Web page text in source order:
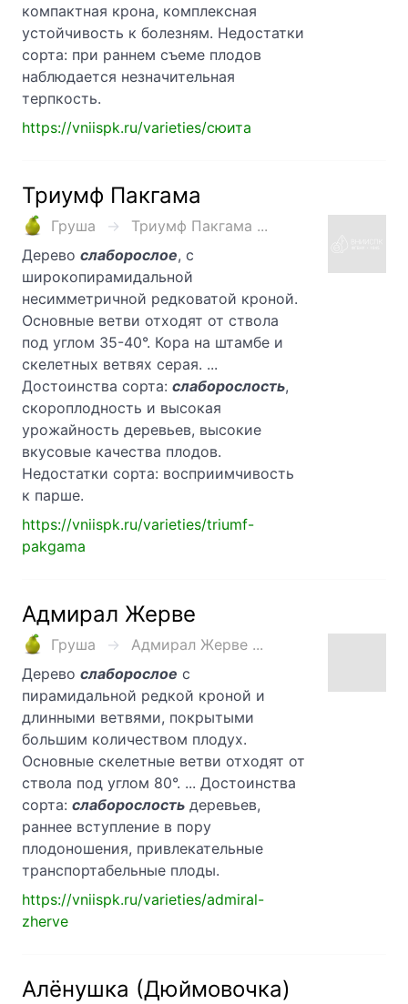
компактная крона, комплексная
устойчивость к болезням. Недостатки
сорта: при раннем съеме плодов
наблюдается незначительная
терпкость.
https://vniispk.ru/varieties/сюита
Триумф Пакгама
Груша
Триумф Пакгама ...
Дерево слаборослое, с
широкопирамидальной
несимметричной редковатой кроной.
Основные ветви отходят от ствола
под углом 35-40°. Кора на штамбе и
скелетных ветвях серая. ...
Достоинства сорта: слаборослость,
скороплодность и высокая
урожайность деревьев, высокие
вкусовые качества плодов.
Недостатки сорта: восприимчивость
к парше.
https://vniispk.ru/varieties/triumf-
pakgama
Адмирал Жерве
Груша
Адмирал Жерве ...
Дерево слаборослое с
пирамидальной редкой кроной и
длинными ветвями, покрытыми
большим количеством плодух.
Основные скелетные ветви отходят от
ствола под углом 80°. ... Достоинства
сорта: слаборослость деревьев,
раннее вступление в пору
плодоношения, привлекательные
транспортабельные плоды.
https://vniispk.ru/varieties/admiral-
zherve
Алёнушка (Дюймовочка)